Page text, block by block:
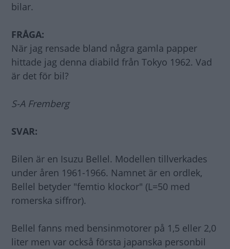
bilar.
FRÅGA:
När jag rensade bland några gamla papper
hittade jag denna diabild från Tokyo 1962. Vad
är det för bil?
S-A Fremberg
SVAR:
Bilen är en Isuzu Bellel. Modellen tillverkades
under åren 1961-1966. Namnet är en ordlek,
Bellel betyder "femtio klockor" (L=50 med
romerska siffror).
Bellel fanns med bensinmotorer på 1,5 eller 2,0
liter men var också första japanska personbil